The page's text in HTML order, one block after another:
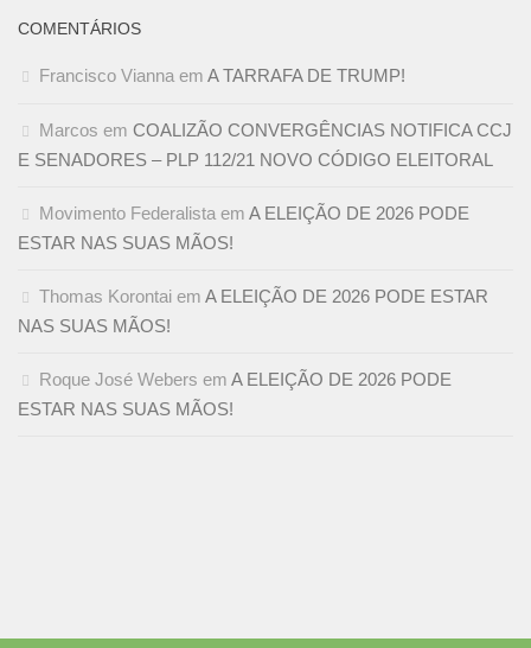
COMENTÁRIOS
Francisco Vianna em A TARRAFA DE TRUMP!
Marcos em COALIZÃO CONVERGÊNCIAS NOTIFICA CCJ
E SENADORES – PLP 112/21 NOVO CÓDIGO ELEITORAL
Movimento Federalista em A ELEIÇÃO DE 2026 PODE
ESTAR NAS SUAS MÃOS!
Thomas Korontai em A ELEIÇÃO DE 2026 PODE ESTAR
NAS SUAS MÃOS!
Roque José Webers em A ELEIÇÃO DE 2026 PODE
ESTAR NAS SUAS MÃOS!